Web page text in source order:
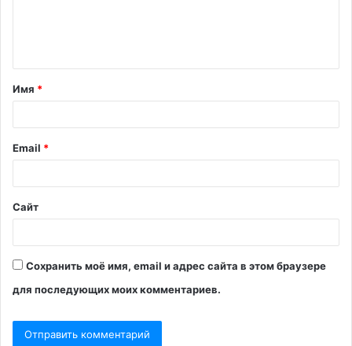
т
а
й
*
Имя *
Email *
Сайт
Сохранить моё имя, email и адрес сайта в этом браузере
для последующих моих комментариев.